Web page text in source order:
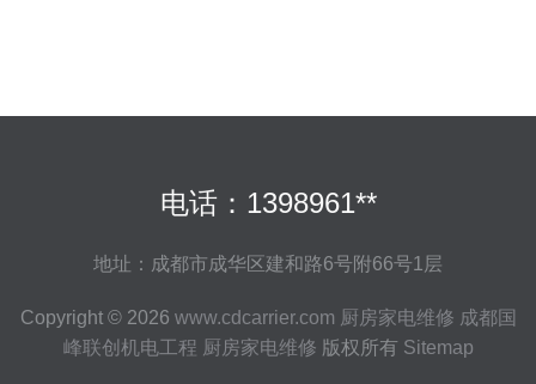
电话：1398961**
地址：成都市成华区建和路6号附66号1层
Copyright © 2026 www.cdcarrier.com 厨房家电维修 成都国
峰联创机电工程 厨房家电维修 版权所有 Sitemap